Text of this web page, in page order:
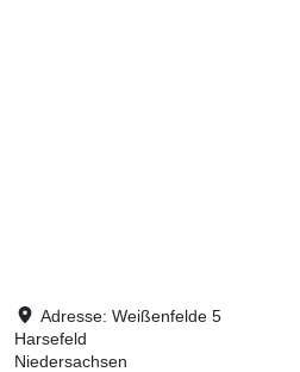
Adresse:Weißenfelde 5
Harsefeld
Niedersachsen